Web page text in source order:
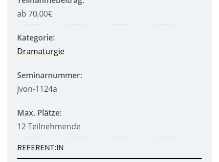
ab 70,00€
Kategorie:
Dramaturgie
Seminarnummer:
jvon-1124a
Max. Plätze:
12 Teilnehmende
REFERENT:IN